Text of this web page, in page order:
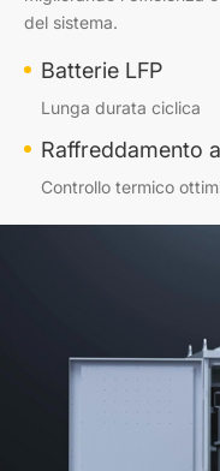
del sistema.
Batterie LFP
Lunga durata ciclica
Raffreddamento
Controllo termico